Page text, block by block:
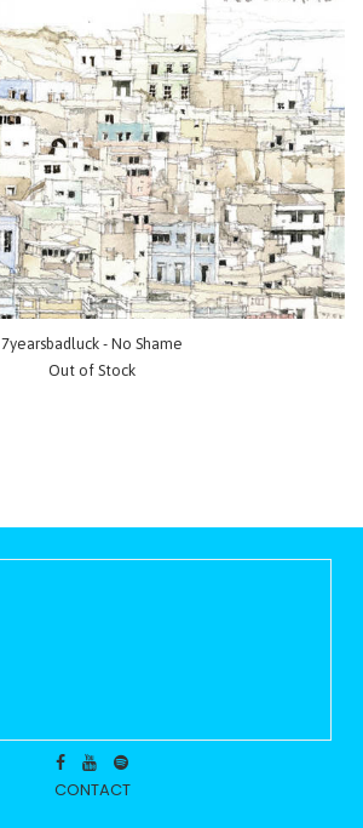
7yearsbadluck - No Shame
Out of Stock
CONTACT